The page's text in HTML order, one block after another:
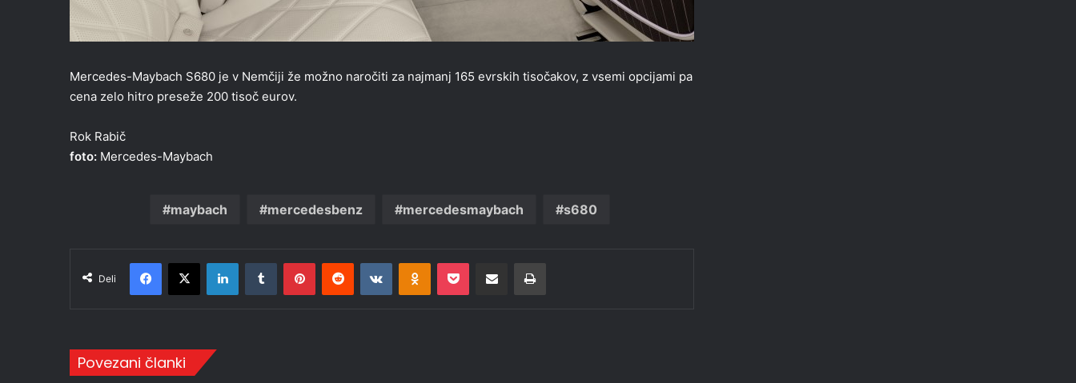
Mercedes-Maybach S680 je v Nemčiji že možno naročiti za najmanj 165 evrskih tisočakov, z vsemi opcijami pa
cena zelo hitro preseže 200 tisoč eurov.
Rok Rabič
foto: Mercedes-Maybach
maybach mercedesbenz mercedesmaybach s680
Deli
Facebook
X LinkedInTumblr PinterestReddit VKontakteOdnoklassniki
Pocket Deli po epošti Natisni
Povezani članki